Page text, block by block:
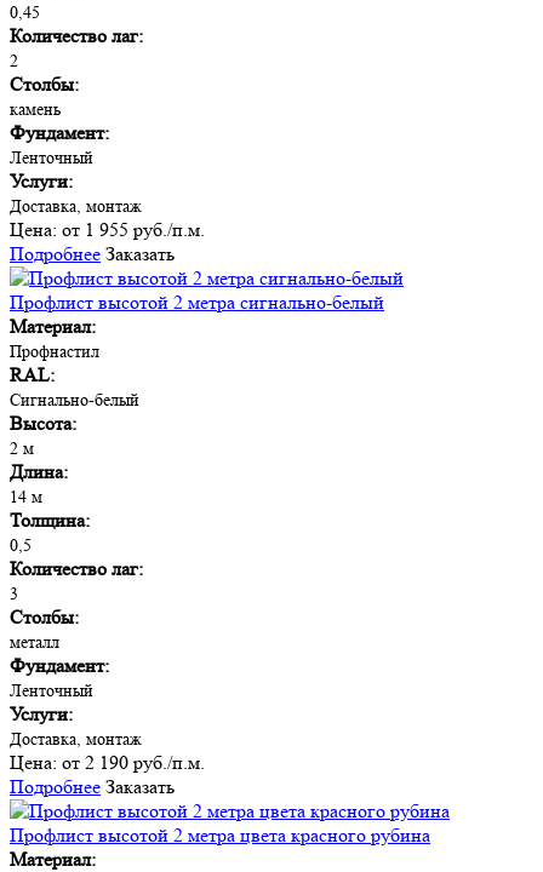
0,45
Количество лаг:
2
Столбы:
камень
Фундамент:
Ленточный
Услуги:
Доставка, монтаж
Цена: от 1 955 руб./п.м.
Подробнее Заказать
Профлист высотой 2 метра сигнально-белый
Материал:
Профнастил
RAL:
Сигнально-белый
Высота:
2 м
Длина:
14 м
Толщина:
0,5
Количество лаг:
3
Столбы:
металл
Фундамент:
Ленточный
Услуги:
Доставка, монтаж
Цена: от 2 190 руб./п.м.
Подробнее Заказать
Профлист высотой 2 метра цвета красного рубина
Материал: